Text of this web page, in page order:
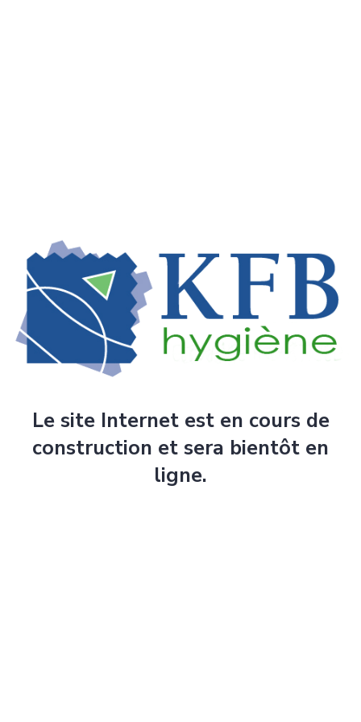
Le site Internet est en cours de
construction et sera bientôt en
ligne.